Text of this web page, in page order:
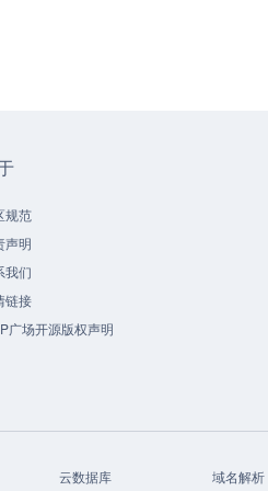
规范
声明
我们
链接
广场开源版权声明
云数据库 域名解析